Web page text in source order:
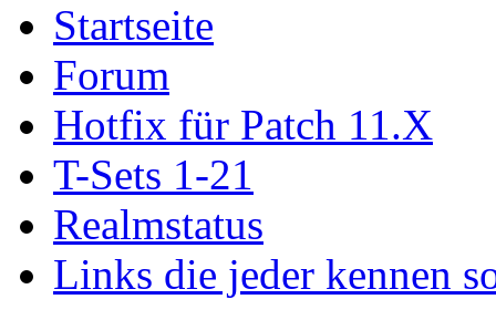
Startseite
Forum
Hotfix für Patch 11.X
T-Sets 1-21
Realmstatus
Links die jeder kennen